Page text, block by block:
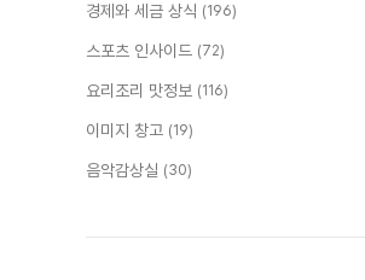
경제와 세금 상식 (196)
스포츠 인사이드 (72)
요리조리 맛정보 (116)
이미지 창고 (19)
음악감상실 (30)